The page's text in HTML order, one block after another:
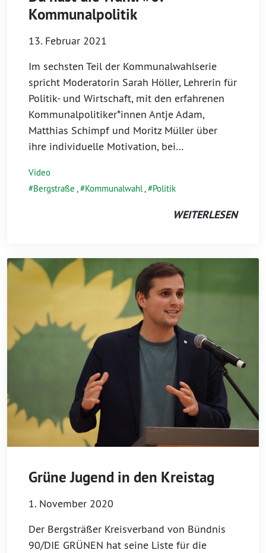
Kommunalpolitik
13. Februar 2021
Im sechsten Teil der Kommunalwahlserie
spricht Moderatorin Sarah Höller, Lehrerin für
Politik- und Wirtschaft, mit den erfahrenen
Kommunalpolitiker*innen Antje Adam,
Matthias Schimpf und Moritz Müller über
ihre individuelle Motivation, bei…
Video
Bergstraße , Kommunalwahl, Politik
WEITERLESEN
Grüne Jugend in den Kreistag
1. November 2020
Der Bergsträßer Kreisverband von Bündnis
90/DIE GRÜNEN hat seine Liste für die